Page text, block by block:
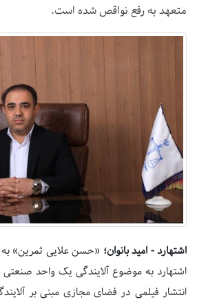
متعهد به رفع نواقص شده است.
اشتهارد - امید بانوان؛ «حسن علایی ثمرین»
اشتهارد به موضوع آلایندگی یک واحد
انتشار فیلمی در فضای مجازی مبنی بر